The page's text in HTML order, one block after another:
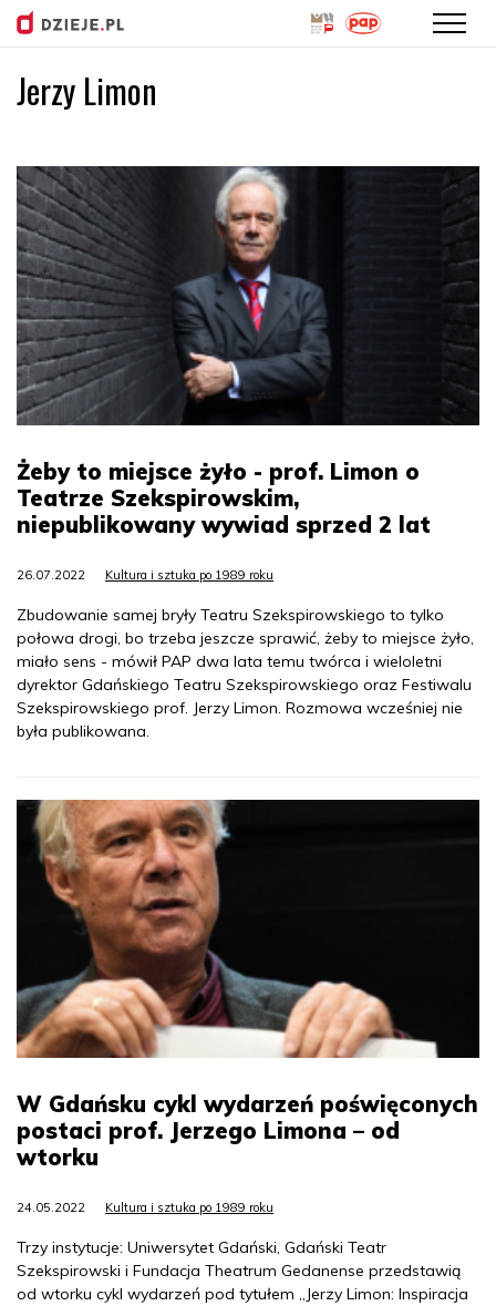
Jerzy Limon
Żeby to miejsce żyło - prof. Limon o
Teatrze Szekspirowskim,
niepublikowany wywiad sprzed 2 lat
26.07.2022 Kultura i sztuka po 1989 roku
Zbudowanie samej bryły Teatru Szekspirowskiego to tylko
połowa drogi, bo trzeba jeszcze sprawić, żeby to miejsce żyło,
miało sens - mówił PAP dwa lata temu twórca i wieloletni
dyrektor Gdańskiego Teatru Szekspirowskiego oraz Festiwalu
Szekspirowskiego prof. Jerzy Limon. Rozmowa wcześniej nie
była publikowana.
W Gdańsku cykl wydarzeń poświęconych
postaci prof. Jerzego Limona – od
wtorku
24.05.2022 Kultura i sztuka po 1989 roku
Trzy instytucje: Uniwersytet Gdański, Gdański Teatr
Szekspirowski i Fundacja Theatrum Gedanense przedstawią
od wtorku cykl wydarzeń pod tytułem „Jerzy Limon: Inspiracja